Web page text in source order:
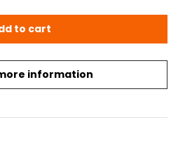
information
som torde förtjena att
to cart